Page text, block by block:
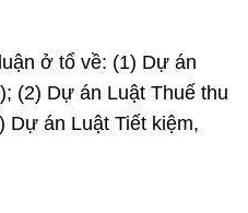
ở tổ về: (1) Dự án
(2) Dự án Luật Thuế thu
Dự án Luật Tiết kiệm,